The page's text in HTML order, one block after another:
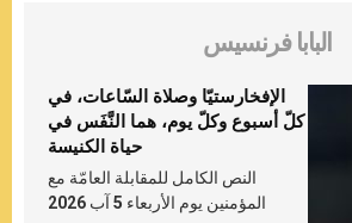
البابا فرنسيس
الإفخارستيّا وصلاة السّاعات، في
كلّ أسبوع وكلّ يوم، هما النَّفَس في
حياة الكنيسة
النص الكامل للمقابلة العامّة مع
المؤمنين يوم الأربعاء 5 آب 2026